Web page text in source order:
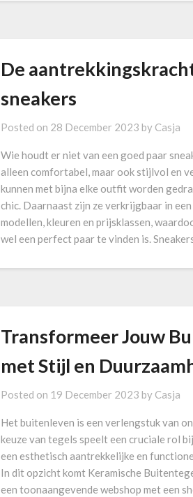
De
sneakers
Posted on 28 December 2023 by Casja
Wie houdt er niet van een goed paar
alleen comfortabel, maar ook stijlvol en
kunnen met bijna elke outfit worden
chic. Daarnaast zijn ze verkrijgbaar in
modellen, kleuren en prijsklassen,
wel een perfect paar te vinden is.
Transformeer Jouw
met Stijl en
Posted on 19 December 2023 by Casja
Het buitenleven is een verlengstuk van
keuze van tegels speelt een cruciale rol
een esthetisch aantrekkelijke en
In dit opzicht komt Keramische
een toonaangevende webshop met een